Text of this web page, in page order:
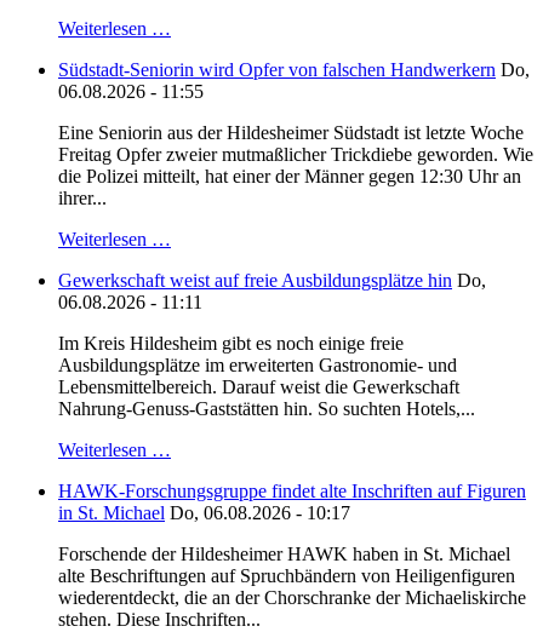
Weiterlesen …
Südstadt-Seniorin wird Opfer von falschen Handwerkern Do,
06.08.2026 - 11:55
Eine Seniorin aus der Hildesheimer Südstadt ist letzte Woche
Freitag Opfer zweier mutmaßlicher Trickdiebe geworden. Wie
die Polizei mitteilt, hat einer der Männer gegen 12:30 Uhr an
ihrer...
Weiterlesen …
Gewerkschaft weist auf freie Ausbildungsplätze hin Do,
06.08.2026 - 11:11
Im Kreis Hildesheim gibt es noch einige freie
Ausbildungsplätze im erweiterten Gastronomie- und
Lebensmittelbereich. Darauf weist die Gewerkschaft
Nahrung-Genuss-Gaststätten hin. So suchten Hotels,...
Weiterlesen …
HAWK-Forschungsgruppe findet alte Inschriften auf Figuren
in St. Michael Do, 06.08.2026 - 10:17
Forschende der Hildesheimer HAWK haben in St. Michael
alte Beschriftungen auf Spruchbändern von Heiligenfiguren
wiederentdeckt, die an der Chorschranke der Michaeliskirche
stehen. Diese Inschriften...